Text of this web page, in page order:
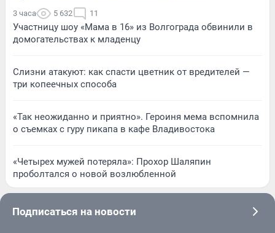
3 часа 5 632 11
Участницу шоу «Мама в 16» из Волгограда обвинили в
домогательствах к младенцу
Слизни атакуют: как спасти цветник от вредителей —
три копеечных способа
«Так неожиданно и приятно». Героиня мема вспомнила
о съемках с гуру пикапа в кафе Владивостока
«Четырех мужей потеряла»: Прохор Шаляпин
проболтался о новой возлюбленной
Подписаться на новости